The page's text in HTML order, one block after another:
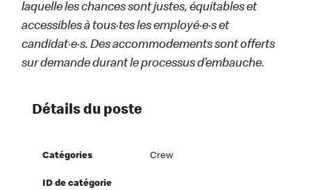
laquelle les chances sont justes, équitables et
accessibles à tous·tes les employé·e·s et
candidat·e·s. Des accommodements sont offerts
sur demande durant le processus d’embauche.
Détails du poste
Catégories Crew
ID de catégorie